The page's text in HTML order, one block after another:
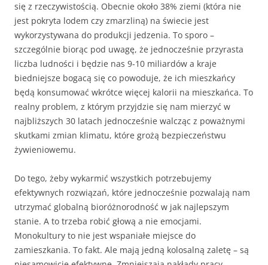
się z rzeczywistością. Obecnie około 38% ziemi (która nie
jest pokryta lodem czy zmarzliną) na świecie jest
wykorzystywana do produkcji jedzenia. To sporo –
szczególnie biorąc pod uwagę, że jednocześnie przyrasta
liczba ludności i będzie nas 9-10 miliardów a kraje
biedniejsze bogacą się co powoduje, że ich mieszkańcy
będą konsumować wkrótce więcej kalorii na mieszkańca. To
realny problem, z którym przyjdzie się nam mierzyć w
najbliższych 30 latach jednocześnie walcząc z poważnymi
skutkami zmian klimatu, które grożą bezpieczeństwu
żywieniowemu.
Do tego, żeby wykarmić wszystkich potrzebujemy
efektywnych rozwiązań, które jednocześnie pozwalają nam
utrzymać globalną bioróżnorodność w jak najlepszym
stanie. A to trzeba robić głową a nie emocjami.
Monokultury to nie jest wspaniałe miejsce do
zamieszkania. To fakt. Ale mają jedną kolosalną zaletę – są